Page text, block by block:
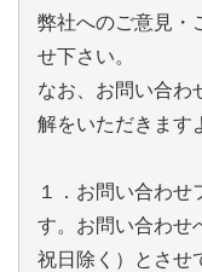
弊社へのご意見・
せ下さい。
なお、お問い合わ
解をいただきます
１．お問い合わせ
す。お問い合わせ
祝日除く）とさせ